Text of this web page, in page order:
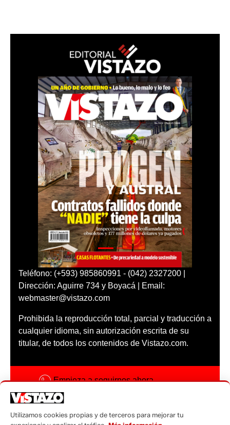
Teléfono: (+593) 985860991 - (042) 2327200 |
Dirección: Aguirre 734 y Boyacá | Email:
webmaster@vistazo.com
Prohibida la reproducción total, parcial y traducción a
cualquier idioma, sin autorización escrita de su
titular, de todos los contenidos de Vistazo.com.
Empieza a seguirnos ahora
Código ética
Utilizamos cookies propias y de terceros para mejorar tu